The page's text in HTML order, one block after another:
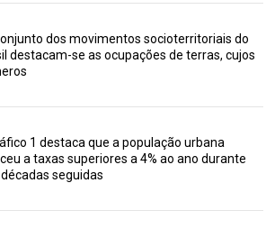
dos movimentos socioterritoriais do
destacam-se as ocupações de terras, cujos
1 destaca que a população urbana
a taxas superiores a 4% ao ano durante
seguidas